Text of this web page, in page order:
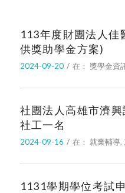
113年度財團法人佳
供獎助學金方案)
2024-09-20 / 在： 獎學金資
社團法人高雄市濟
社工一名
2024-09-16 / 在： 就業輔導,
1131學期學位考試